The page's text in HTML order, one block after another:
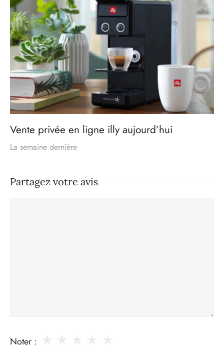
Vente privée en ligne illy aujourd’hui
La semaine dernière
Partagez votre avis
Noter :